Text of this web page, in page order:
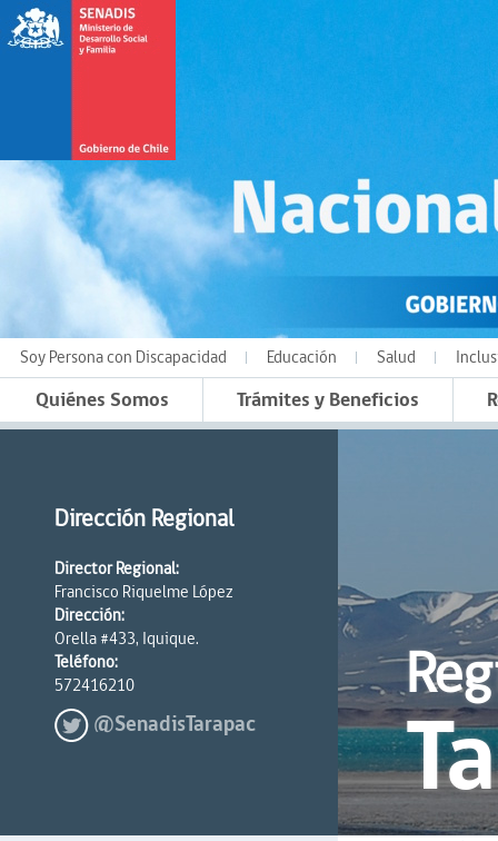
Soy Persona con Discapacidad Educación Salud
Quiénes Somos Trámites y Beneficios
Dirección Regional
Director Regional:
Francisco Riquelme López
Dirección:
Orella #433, Iquique.
Teléfono:
572416210
@SenadisTarapac